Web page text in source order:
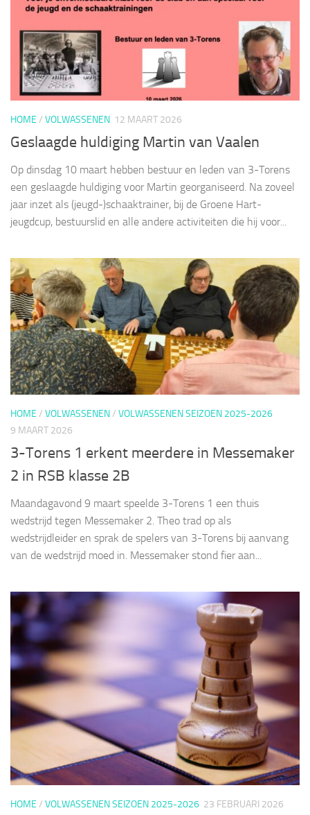
HOME / VOLWASSENEN 12 MAART 2026
Geslaagde huldiging Martin van Vaalen
Op dinsdag 10 maart hebben bestuur en leden van 3-Torens
een geslaagde huldiging voor Martin georganiseerd. Na zoveel
jaar inzet als (jeugd-)schaaktrainer, bij de Groene Hart-
jeugdcup, bestuurslid en alle andere activiteiten die hij voor...
HOME / VOLWASSENEN/ VOLWASSENEN SEIZOEN 2025-2026
9 MAART 2026
3-Torens 1 erkent meerdere in Messemaker
2 in RSB klasse 2B
Maandagavond 9 maart speelde 3-Torens 1 een thuis
wedstrijd tegen Messemaker 2. Theo trad op als
wedstrijdleider en sprak de spelers van 3-Torens bij aanvang
van de wedstrijd moed in. Messemaker stond fier aan...
HOME / VOLWASSENEN SEIZOEN 2025-2026 23 FEBRUARI 2026